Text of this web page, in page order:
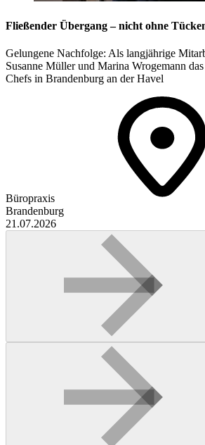
Fließender Übergang – nicht ohne
Gelungene Nachfolge: Als langjährige
Susanne Müller und Marina Wrogemann
Chefs in Brandenburg an der Havel
Büropraxis
Brandenburg
21.07.2026